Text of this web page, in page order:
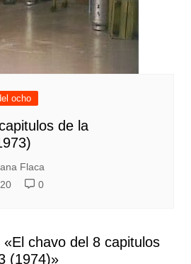
ocho
de la
Flaca
0
«El chavo del 8 capitulos
(1974)»